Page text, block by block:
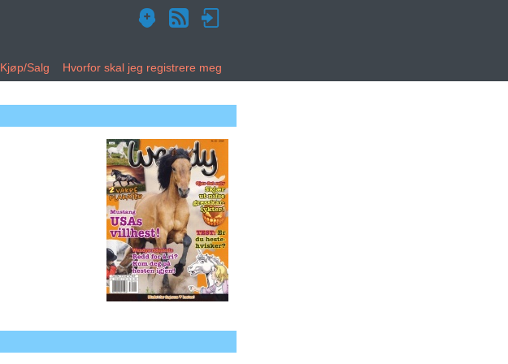
Kjøp/Salg Hvorfor skal jeg registrere meg